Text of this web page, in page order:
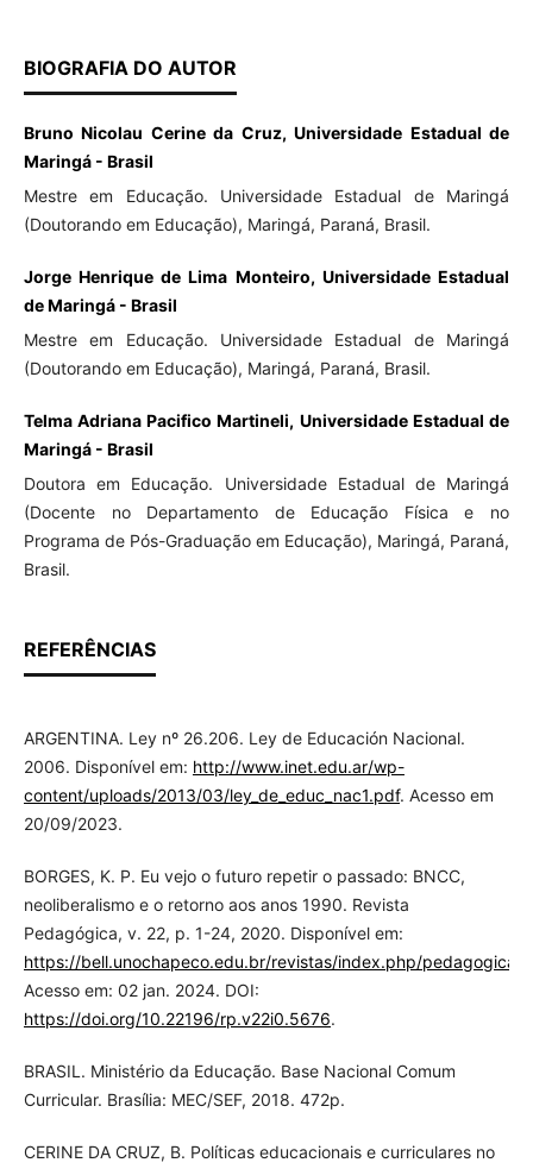
BIOGRAFIA DO AUTOR
Bruno Nicolau Cerine da Cruz, Universidade Estadual de
Maringá - Brasil
Mestre em Educação. Universidade Estadual de Maringá
(Doutorando em Educação), Maringá, Paraná, Brasil.
Jorge Henrique de Lima Monteiro, Universidade Estadual
de Maringá - Brasil
Mestre em Educação. Universidade Estadual de Maringá
(Doutorando em Educação), Maringá, Paraná, Brasil.
Telma Adriana Pacifico Martineli, Universidade Estadual de
Maringá - Brasil
Doutora em Educação. Universidade Estadual de Maringá
(Docente no Departamento de Educação Física e no
Programa de Pós-Graduação em Educação), Maringá, Paraná,
Brasil.
REFERÊNCIAS
ARGENTINA. Ley nº 26.206. Ley de Educación Nacional.
2006. Disponível em: http://www.inet.edu.ar/wp-
content/uploads/2013/03/ley_de_educ_nac1.pdf. Acesso em
20/09/2023.
BORGES, K. P. Eu vejo o futuro repetir o passado: BNCC,
neoliberalismo e o retorno aos anos 1990. Revista
Pedagógica, v. 22, p. 1-24, 2020. Disponível em:
https://bell.unochapeco.edu.br/revistas/index.php/pedagogica/
Acesso em: 02 jan. 2024. DOI:
https://doi.org/10.22196/rp.v22i0.5676.
BRASIL. Ministério da Educação. Base Nacional Comum
Curricular. Brasília: MEC/SEF, 2018. 472p.
CERINE DA CRUZ, B. Políticas educacionais e curriculares no